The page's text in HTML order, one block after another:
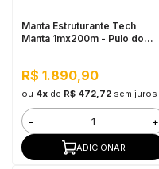
Manta Estruturante Tech
Manta 1mx200m - Pulo do
R$ 1.890,90
ou 4xde R$ 472,72 sem juros
- +
ADICIONAR